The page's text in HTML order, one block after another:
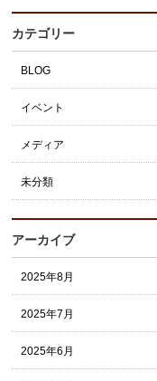
カテゴリー
BLOG
イベント
メディア
未分類
アーカイブ
2025年8月
2025年7月
2025年6月